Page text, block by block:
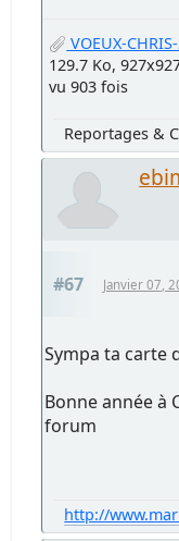
VOEUX-
129.7 Ko,
vu 903 fois
Reportages &
#67 Janvier 07,
Sympa ta carte
Bonne année à
forum
http://